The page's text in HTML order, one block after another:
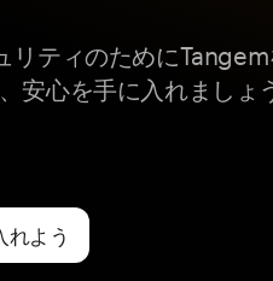
ティのために
安心を手に入れましょ
よう